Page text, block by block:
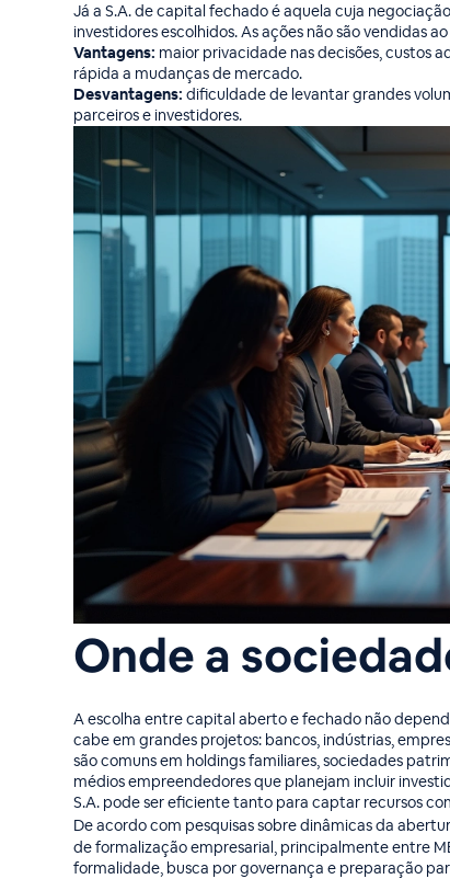
Já a S.A. de capital fechado é aquela cuja
investidores escolhidos. As ações não são vendidas
Vantagens: maior privacidade nas decisões, custos
rápida a mudanças de mercado.
Desvantagens: dificuldade de levantar grandes
parceiros e investidores.
Onde a
A escolha entre capital aberto e fechado não
cabe em grandes projetos: bancos, indústrias,
são comuns em holdings familiares, sociedades
médios empreendedores que planejam incluir
S.A. pode ser eficiente tanto para captar recursos
De acordo com pesquisas sobre dinâmicas da
de formalização empresarial, principalmente entre
formalidade, busca por governança e preparação